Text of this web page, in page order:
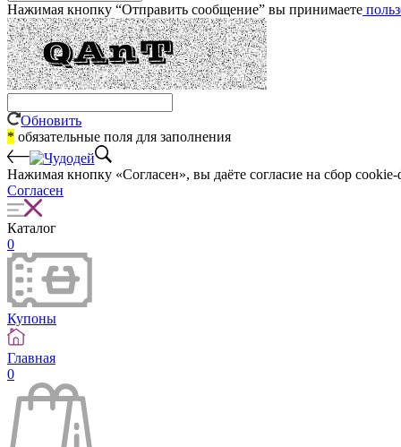
Нажимая кнопку “Отправить сообщение” вы принимаете
Обновить
* обязательные поля для заполнения
Нажимая кнопку «Согласен», вы даёте cогласие на сбор
Согласен
Каталог
0
Купоны
Главная
0